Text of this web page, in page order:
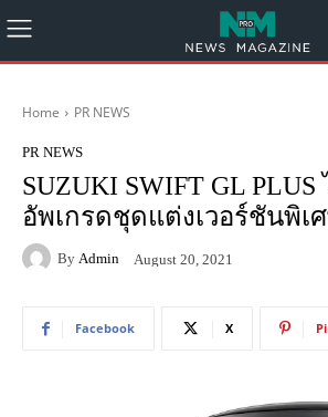
Home PR NEWS
PR NEWS
SUZUKI SWIFT GL
อัพเกรดชุดแต่งเวอร์ชันพิเ
By Admin August 20, 2021
Facebook X